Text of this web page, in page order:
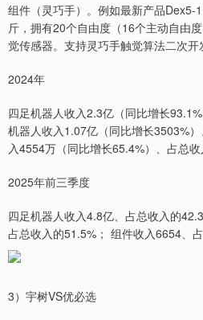
组件（灵巧手）。例如最新产品Dex5-
斤，拥有20个自由度（16个主动自由
觉传感器。支持灵巧手触觉算法二次开
2024年
四足机器人收入2.3亿（同比增长
机器人收入1.07亿（同比增长3503%
入4554万（同比增长65.4%）、占总收
2025年前三季度
四足机器人收入4.8亿、占总收入的
占总收入的51.5%； 组件收入6654、
3）宇树VS优必选